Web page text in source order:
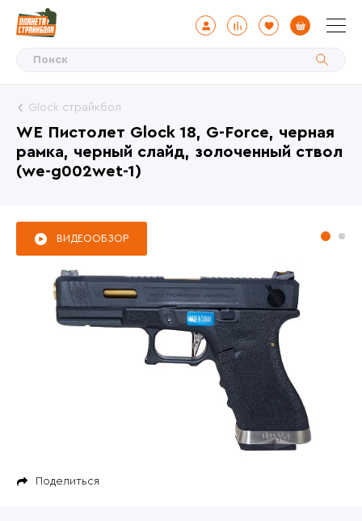
WE Пистолет Glock 18, G-Force, черная
рамка, черный слайд, золоченный ствол
(we-g002wet-1)
Glock страйкбол
Поделиться
ВИДЕООБЗОР